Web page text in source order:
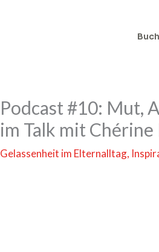
Buch
Podcast #10: Mut,
im Talk mit
Gelassenheit im Elternalltag,